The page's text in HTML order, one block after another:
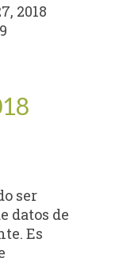
2018
ser
datos de
Es